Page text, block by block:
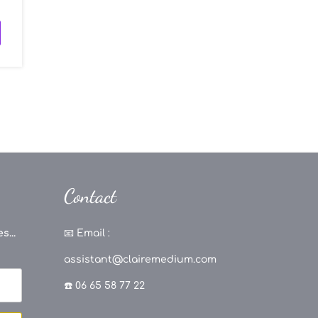
Contact
📧 Email :
assistant@clairemedium.com
☎️ 06 65 58 77 22